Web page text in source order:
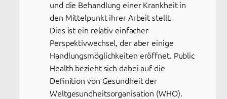
und die Behandlung einer Krankheit in
den Mittelpunkt ihrer Arbeit stellt.
Dies ist ein relativ einfacher
Perspektivwechsel, der aber einige
Handlungsmöglichkeiten eröffnet. Public
Health bezieht sich dabei auf die
Definition von Gesundheit der
Weltgesundheitsorganisation (WHO).